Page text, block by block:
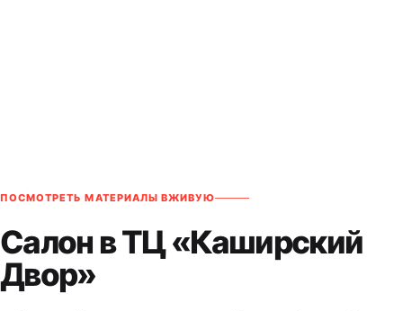
ПОСМОТРЕТЬ МАТЕРИАЛЫ ВЖИВУЮ
Салон в ТЦ «Каширский
Двор»